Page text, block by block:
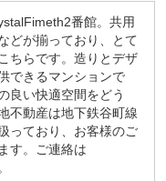
番館。共用
どが揃っており、とて
ちらです。造りとデザ
できるマンションで
良い快適空間をどう
不動産は地下鉄谷町線
っており、お客様のご
す。ご連絡は